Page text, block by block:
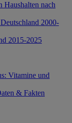
Haushalten nach
2000-
2015-2025
Vitamine und
& Fakten